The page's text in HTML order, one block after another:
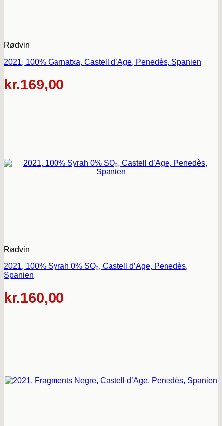
Rødvin
2021, 100% Garnatxa, Castell d’Age, Penedès, Spanien
kr.169,00
Rødvin
2021, 100% Syrah 0% SO₂, Castell d’Age, Penedès,
Spanien
kr.160,00